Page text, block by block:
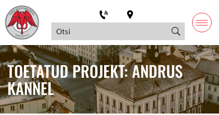
TOETATUD PROJEKT: ANDRUS
KANNEL